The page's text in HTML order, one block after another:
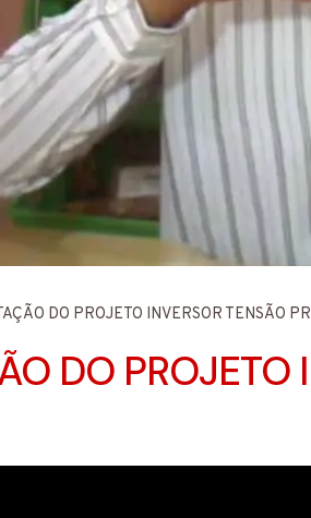
DO PROJETO INVERSOR TENSÃO
DO PROJETO